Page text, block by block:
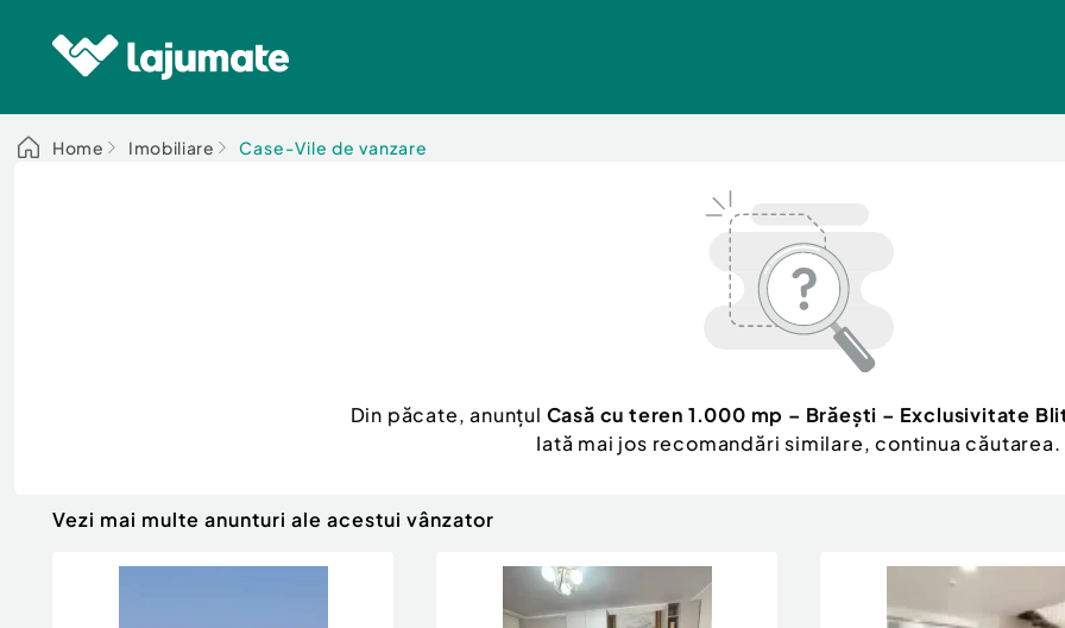
Home Imobiliare Case-Vile de vanzare
Din păcate, anunțul Casă cu teren 1.000 mp – Brăești – Exclusivitate
Iată mai jos recomandări similare, continua căutarea.
Vezi mai multe anunturi ale acestui vânzator